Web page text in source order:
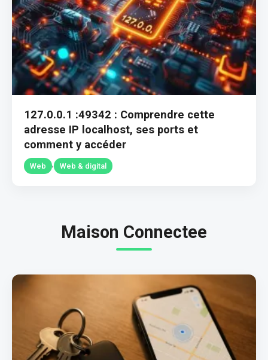
127.0.0.1 :49342 : Comprendre cette
adresse IP localhost, ses ports et
comment y accéder
Web Web & digital
Maison Connectee